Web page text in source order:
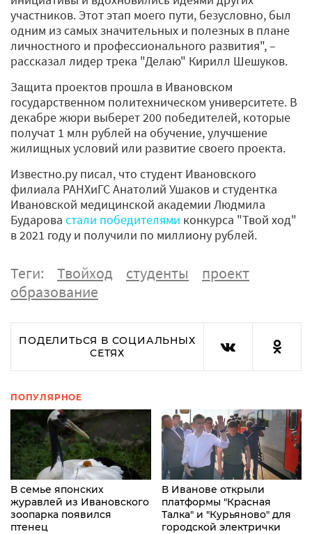
участников. Этот этап моего пути, безусловно, был
одним из самых значительных и полезных в плане
личностного и профессионального развития", –
рассказал лидер трека "Делаю" Кирилл Шешуков.
Защита проектов прошла в Ивановском
государственном политехническом университете. В
декабре жюри выберет 200 победителей, которые
получат 1 млн рублей на обучение, улучшение
жилищных условий или развитие своего проекта.
Известно.ру писал, что студент Ивановского
филиала РАНХиГС Анатолий Ушаков и студентка
Ивановской медицинской академии Людмила
Бударова стали победителями конкурса "Твой ход"
в 2021 году и получили по миллиону рублей.
Теги: Твойход студенты
проект
образование
ПОДЕЛИТЬСЯ В СОЦИАЛЬНЫХ
СЕТЯХ
ПОПУЛЯРНОЕ
В семье японских
журавлей из Ивановского
зоопарка появился
птенец
В Иванове открыли
платформы "Красная
Талка" и "Курьяново" для
городской электрички